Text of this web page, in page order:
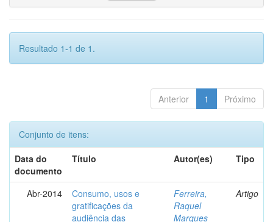
Resultado 1-1 de 1.
Anterior 1 Próximo
Conjunto de itens:
Data do
documento
Título Autor(es) Tipo
Abr-2014
Consumo, usos e
gratificações da
audiência das
Ferreira,
Raquel
Marques
Artigo